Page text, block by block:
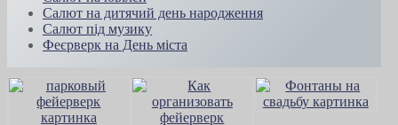
Салют на дитячий день народження
Салют під музику
Феєрверк на День міста